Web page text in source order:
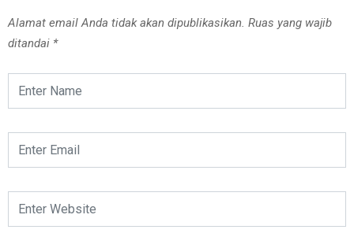
Alamat email Anda tidak akan dipublikasikan. Ruas yang wajib
ditandai *